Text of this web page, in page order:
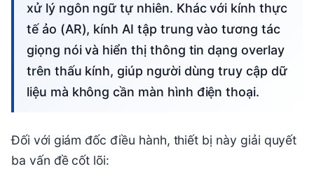
xử lý ngôn ngữ tự nhiên. Khác với kính thực
tế ảo (AR), kính AI tập trung vào tương tác
giọng nói và hiển thị thông tin dạng overlay
trên thấu kính, giúp người dùng truy cập dữ
liệu mà không cần màn hình điện thoại.
Đối với giám đốc điều hành, thiết bị này giải quyết
ba vấn đề cốt lõi: